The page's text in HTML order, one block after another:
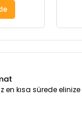
en kısa sürede elinize